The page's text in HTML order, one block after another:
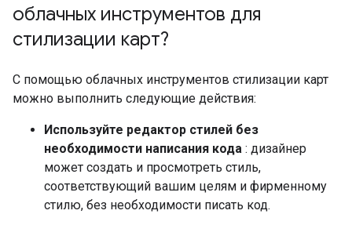
облачных инструментов для
стилизации карт?
С помощью облачных инструментов стилизации карт
можно выполнить следующие действия:
Используйте редактор стилей без
необходимости написания кода : дизайнер
может создать и просмотреть стиль,
соответствующий вашим целям и фирменному
стилю, без необходимости писать код.